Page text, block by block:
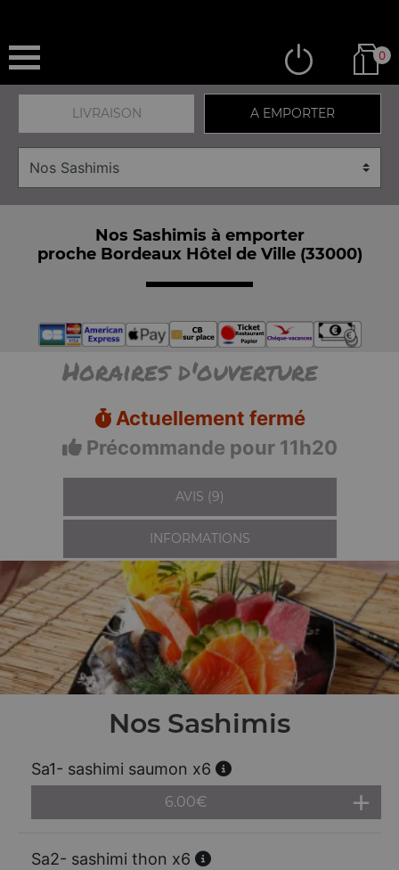
0
LIVRAISON A EMPORTER
Nos Sashimis à emporter
proche Bordeaux Hôtel de Ville (33000)
Horaires d'ouverture
Actuellement fermé
Précommande pour 11h20
AVIS (9)
INFORMATIONS
Nos Sashimis
Sa1- sashimi saumon x6
6.00€
Sa2- sashimi thon x6